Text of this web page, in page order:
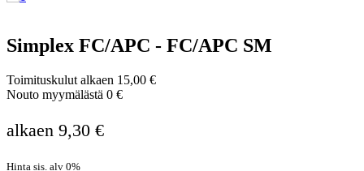
Simplex FC/APC - FC/APC SM
Toimituskulut alkaen 15,00 €
Nouto myymälästä 0 €
alkaen 9,30 €
Hinta sis. alv 0%